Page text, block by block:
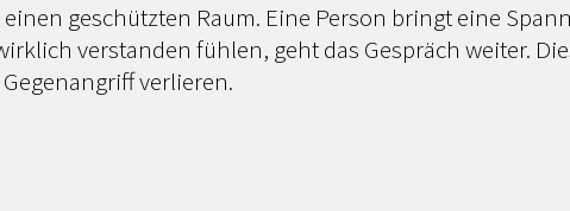
geschützten Raum. Eine Person bringt eine
verstanden fühlen, geht das Gespräch weiter.
verlieren.